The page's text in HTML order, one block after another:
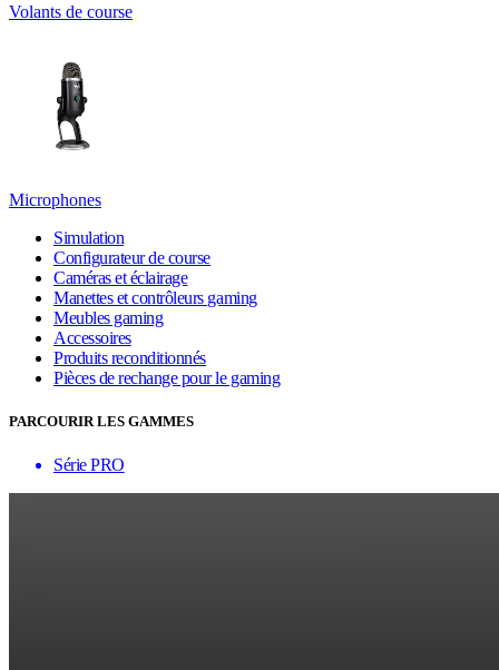
Volants de course
Microphones
Simulation
Configurateur de course
Caméras et éclairage
Manettes et contrôleurs gaming
Meubles gaming
Accessoires
Produits reconditionnés
Pièces de rechange pour le gaming
PARCOURIR LES GAMMES
Série PRO